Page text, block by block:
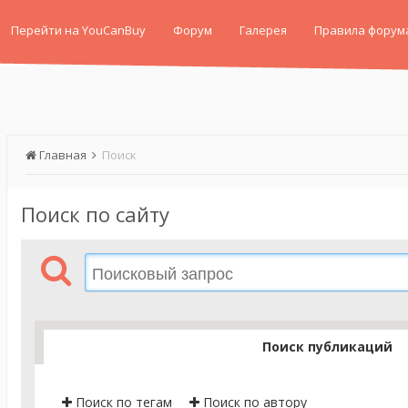
Перейти на YouCanBuy Форум Галерея Правила
Главная Поиск
Поиск по сайту
Поиск публикаций
Поиск по тегам Поиск по автору